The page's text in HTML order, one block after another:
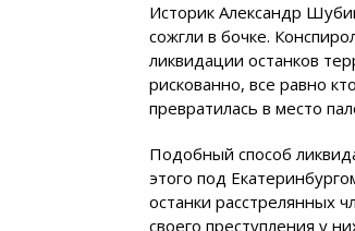
Историк Александр
сожгли в бочке.
ликвидации останков
рискованно, все равно
превратилась в место
Подобный способ
этого под
останки расстрелянных
своего преступления у